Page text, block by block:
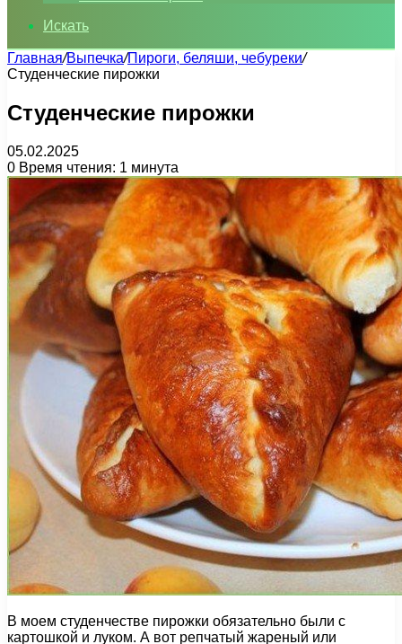
Искать
Главная/Выпечка/Пироги, беляши, чебуреки/
Студенческие пирожки
Студенческие пирожки
05.02.2025
0 Время чтения: 1 минута
В моем студенчестве пирожки обязательно были с
картошкой и луком. А вот репчатый жареный или